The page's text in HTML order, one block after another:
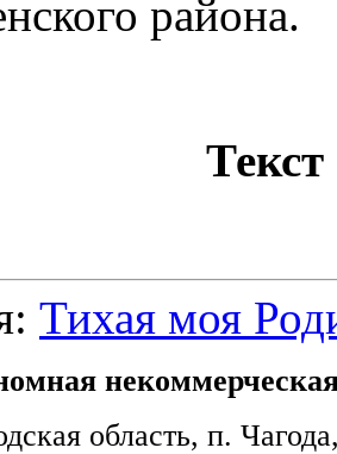
района.
Тихая моя
область, п.